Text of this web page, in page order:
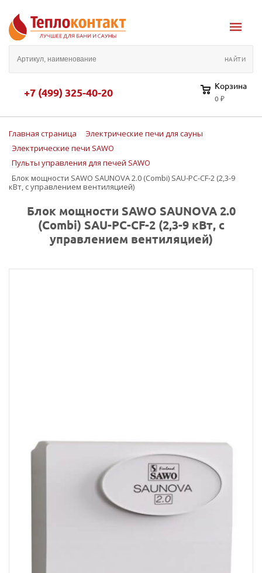
+7 (499) 325-40-20 Корзина
0 ₽
Главная страница
Электрические печи для сауны
Электрические печи SAWO
Пульты управления для печей SAWO
Блок мощности SAWO SAUNOVA 2.0 (Combi) SAU-PC-CF-2 (2,3-9
кВт, с управлением вентиляцией)
Блок мощности SAWO SAUNOVA 2.0
(Combi) SAU-PC-CF-2 (2,3-9 кВт, с
управлением вентиляцией)